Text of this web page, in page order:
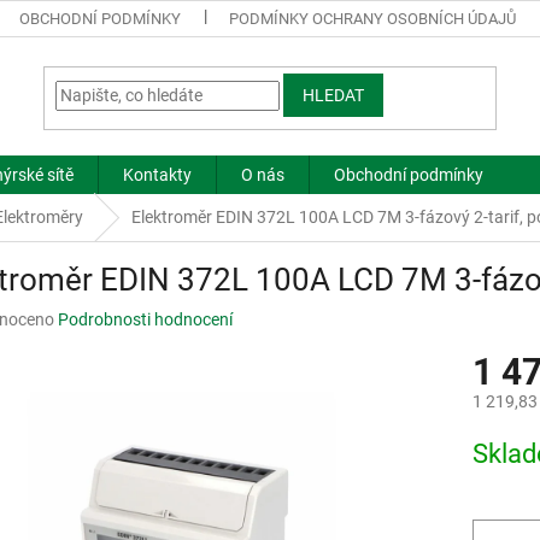
OBCHODNÍ PODMÍNKY PODMÍNKY OCHRANY OSOBNÍCH ÚDAJŮ
HLEDAT
sítě Kontakty O nás Obchodní podmínky
Elektroměr EDIN 372L 100A LCD 7M 3-fázový 2-tarif,
EDIN 372L 100A LCD 7M 3-
Podrobnosti hodnocení
1
1
cena: